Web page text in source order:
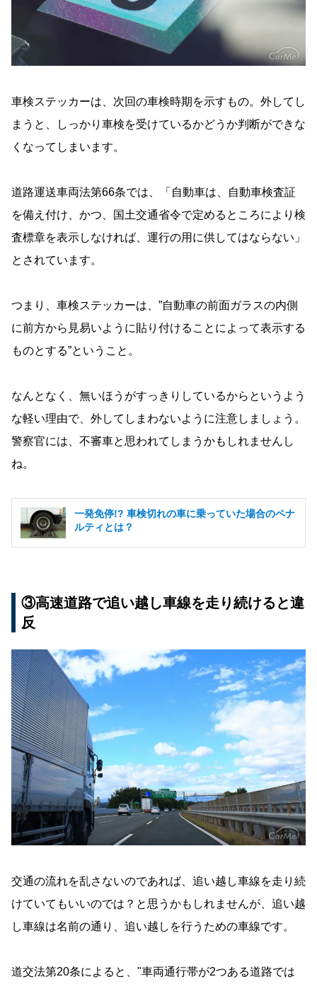
車検ステッカーは、次回の車検時期を示すもの。外してし
まうと、しっかり車検を受けているかどうか判断ができな
くなってしまいます。
道路運送車両法第66条では、「自動車は、自動車検査証
を備え付け、かつ、国土交通省令で定めるところにより検
査標章を表示しなければ、運行の用に供してはならない」
とされています。
つまり、車検ステッカーは、”自動車の前面ガラスの内側
に前方から見易いように貼り付けることによって表示する
ものとする”ということ。
なんとなく、無いほうがすっきりしているからというよう
な軽い理由で、外してしまわないように注意しましょう。
警察官には、不審車と思われてしまうかもしれませんし
ね。
一発免停!? 車検切れの車に乗っていた場合のペナ
ルティとは？
③高速道路で追い越し車線を走り続けると違
反
交通の流れを乱さないのであれば、追い越し車線を走り続
けていてもいいのでは？と思うかもしれませんが、追い越
し車線は名前の通り、追い越しを行うための車線です。
道交法第20条によると、"車両通行帯が2つある道路では